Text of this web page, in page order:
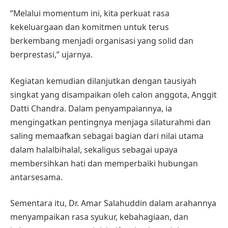
“Melalui momentum ini, kita perkuat rasa
kekeluargaan dan komitmen untuk terus
berkembang menjadi organisasi yang solid dan
berprestasi,” ujarnya.
Kegiatan kemudian dilanjutkan dengan tausiyah
singkat yang disampaikan oleh calon anggota, Anggit
Datti Chandra. Dalam penyampaiannya, ia
mengingatkan pentingnya menjaga silaturahmi dan
saling memaafkan sebagai bagian dari nilai utama
dalam halalbihalal, sekaligus sebagai upaya
membersihkan hati dan memperbaiki hubungan
antarsesama.
Sementara itu, Dr. Amar Salahuddin dalam arahannya
menyampaikan rasa syukur, kebahagiaan, dan